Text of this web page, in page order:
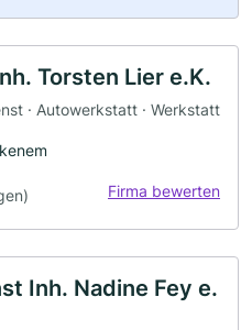
Torsten Lier e.K.
· Autowerkstatt · Werkstatt
Firma bewerten
Inh. Nadine Fey e.